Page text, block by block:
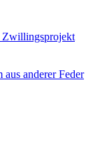
Zwillingsprojekt
anderer Feder